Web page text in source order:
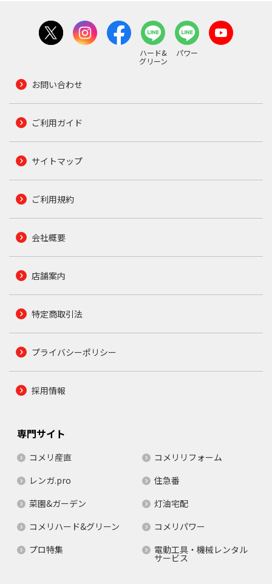
ハード&
グリーン
パワー
お問い合わせ
ご利用ガイド
サイトマップ
ご利用規約
会社概要
店舗案内
特定商取引法
プライバシーポリシー
採用情報
専門サイト
コメリ産直
コメリリフォーム
レンガ.pro
住急番
菜園&ガーデン
灯油宅配
コメリハード&グリーン
コメリパワー
プロ特集
電動工具・機械レンタル
サービス